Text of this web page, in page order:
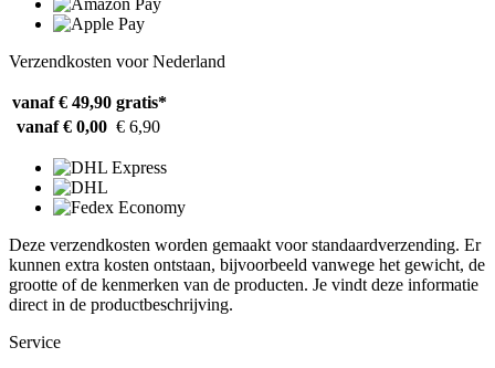
Verzendkosten voor Nederland
vanaf € 49,90 gratis*
vanaf € 0,00 € 6,90
Deze verzendkosten worden gemaakt voor standaardverzending. Er
kunnen extra kosten ontstaan, bijvoorbeeld vanwege het gewicht, de
grootte of de kenmerken van de producten. Je vindt deze informatie
direct in de productbeschrijving.
Service